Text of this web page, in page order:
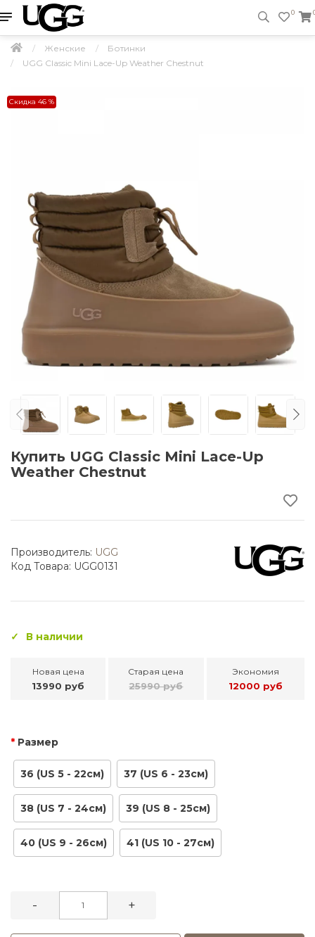
0
Женские
Ботинки
UGG Classic Mini Lace-Up Weather Chestnut
Скидка 46 %
Купить UGG Classic Mini Lace-Up
Weather Chestnut
Производитель: UGG
Код Товара: UGG0131
В наличии
Новая цена
13990 руб
Старая цена
25990 руб
Экономия
12000 руб
Размер
36 (US 5 - 22см) 37 (US 6 - 23см)
38 (US 7 - 24см) 39 (US 8 - 25см)
40 (US 9 - 26см) 41 (US 10 - 27см)
- +